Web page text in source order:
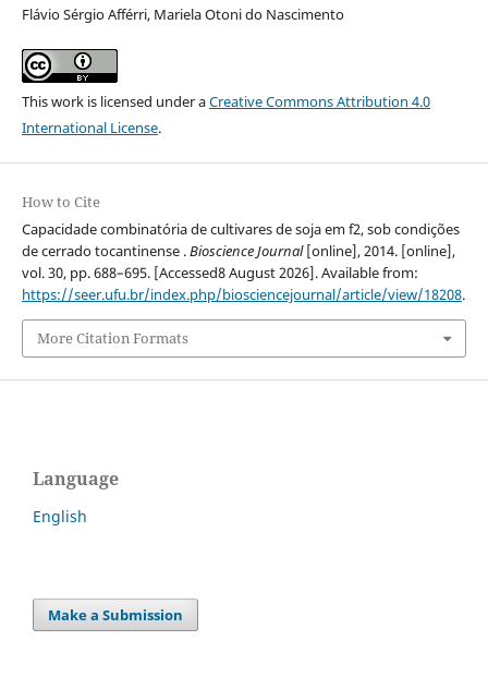
Flávio Sérgio Afférri, Mariela Otoni do Nascimento
This work is licensed under aCreative Commons Attribution 4.0
International License.
How to Cite
Capacidade combinatória de cultivares de soja em f2, sob condições
de cerrado tocantinense .Bioscience Journal[online], 2014. [online],
vol. 30, pp. 688–695. [Accessed8 August 2026]. Available from:
https://seer.ufu.br/index.php/biosciencejournal/article/view/18208.
More Citation Formats
Language
English
Make a Submission